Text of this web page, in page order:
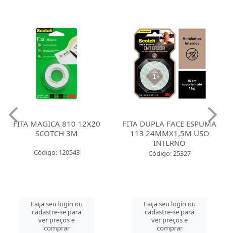
FITA MAGICA 810 12X20
SCOTCH 3M
Código: 120543
Faça seu login ou
cadastre-se para
ver preços e
comprar
FITA DUPLA FACE ESPUMA
113 24MMX1,5M USO
INTERNO
Código: 25327
Faça seu login ou
cadastre-se para
ver preços e
comprar